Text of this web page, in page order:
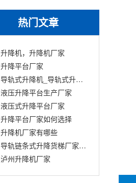
热门文章
升降机，升降机厂家
升降平台厂家
导轨式升降机_导轨式升降平台厂家
液压升降平台生产厂家
液压式升降平台厂家
升降平台厂家如何选择
升降机厂家有哪些
导轨链条式升降货梯厂家定制
泸州升降机厂家